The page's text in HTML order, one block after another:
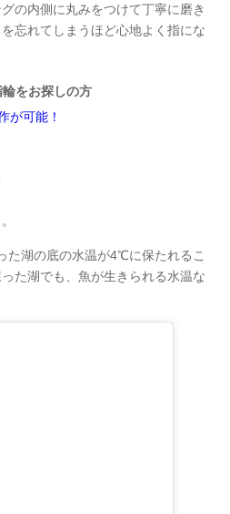
の内側に丸みをつけて丁寧に磨き
忘れてしまうほど心地よく指にな
をお探しの方
が可能！
た湖の底の水温が4℃に保たれるこ
た湖でも、魚が生きられる水温な